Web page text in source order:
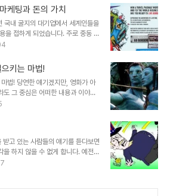
떤 누구라도 이 디지털 시대의 저
어려울 것이라 생각합니다. 뭐, 혼
여 어떤 주장이든 펼칠 수는 있겠지
The New York Times
나, 책, 글 그림 등등... 이러한
케팅과 돈의 가치
국내 굴지의 대기업에서 세계인들을
을 접하게 되었습니다. 주로 중동 쪽
벤트의 골자는, "80일간 세계 여행
트 웹사이트에 등록을 하면, 참여
으로 약 1억 원의 여행경비와 80
든 자유롭게 비행기를 탈 수 있는...
원한다는 겁니다. ▲ 세계일주 이벤
베른의 소설 80일간의 세계일주
키는 마법!
법! 당연한 얘기겠지만, 영화가 아
도 그 중심은 어떠한 내용과 이야기
한 요소일 겁니다. 몇해 전 수백억의
감독의 영화 "디워"의 기억은 좋은
한 논리들로 찬반이 엇갈리며 지저
지는 않지만... 이야기 또는 내용과
의 기본 골격이라고 할 수 있습니다.
영상으로 채워져 있다고 하더라도
고 있는 사람들의 얘기를 듣다보면
을 하지 않을 수 없게 합니다. 예전
로 성공을 다룬 프로그램들이 한